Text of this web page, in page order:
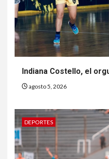
Indiana Costello, el
agosto 5, 2026
DEPORTES